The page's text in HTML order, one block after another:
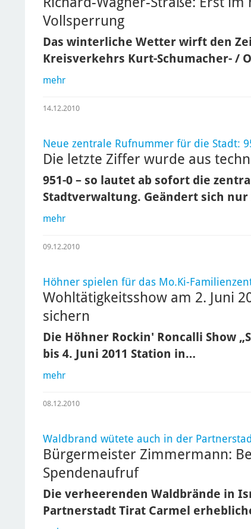
Vollsperrung
Das winterliche Wetter wirft den
Kreisverkehrs Kurt-Schumacher- /
mehr
14.12.2010
Neue zentrale Rufnummer für die Stadt:
Die letzte Ziffer wurde aus
951-0 – so lautet ab sofort die
Stadtverwaltung. Geändert sich
mehr
09.12.2010
Höhner spielen für das Mo.Ki-
Wohltätigkeitsshow am 2. Juni
sichern
Die Höhner Rockin' Roncalli Show
bis 4. Juni 2011 Station in…
mehr
08.12.2010
Waldbrand wütete auch in der
Bürgermeister Zimmermann:
Spendenaufruf
Die verheerenden Waldbrände in
Partnerstadt Tirat Carmel